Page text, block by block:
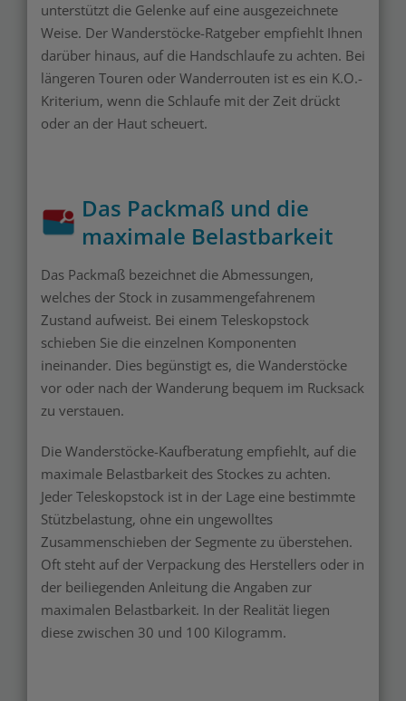
unterstützt die Gelenke auf eine ausgezeichnete
Weise. Der Wanderstöcke-Ratgeber empfiehlt Ihnen
darüber hinaus, auf die Handschlaufe zu achten. Bei
längeren Touren oder Wanderrouten ist es ein K.O.-
Kriterium, wenn die Schlaufe mit der Zeit drückt
oder an der Haut scheuert.
Das Packmaß und die
maximale Belastbarkeit
Das Packmaß bezeichnet die Abmessungen,
welches der Stock in zusammengefahrenem
Zustand aufweist. Bei einem Teleskopstock
schieben Sie die einzelnen Komponenten
ineinander. Dies begünstigt es, die Wanderstöcke
vor oder nach der Wanderung bequem im Rucksack
zu verstauen.
Die Wanderstöcke-Kaufberatung empfiehlt, auf die
maximale Belastbarkeit des Stockes zu achten.
Jeder Teleskopstock ist in der Lage eine bestimmte
Stützbelastung, ohne ein ungewolltes
Zusammenschieben der Segmente zu überstehen.
Oft steht auf der Verpackung des Herstellers oder in
der beiliegenden Anleitung die Angaben zur
maximalen Belastbarkeit. In der Realität liegen
diese zwischen 30 und 100 Kilogramm.